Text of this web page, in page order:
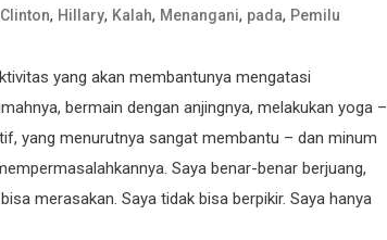
Clinton, Hillary, Kalah, Menangani, pada, Pemilu
yang akan membantunya mengatasi
bermain dengan anjingnya, melakukan yoga –
yang menurutnya sangat membantu – dan minum
Saya benar-benar berjuang,
merasakan. Saya tidak bisa berpikir. Saya hanya